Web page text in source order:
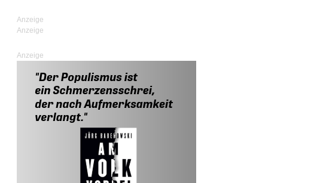
Anzeige